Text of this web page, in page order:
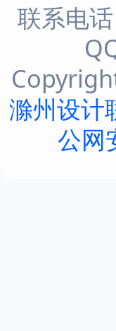
联系电
滁州设计
公网